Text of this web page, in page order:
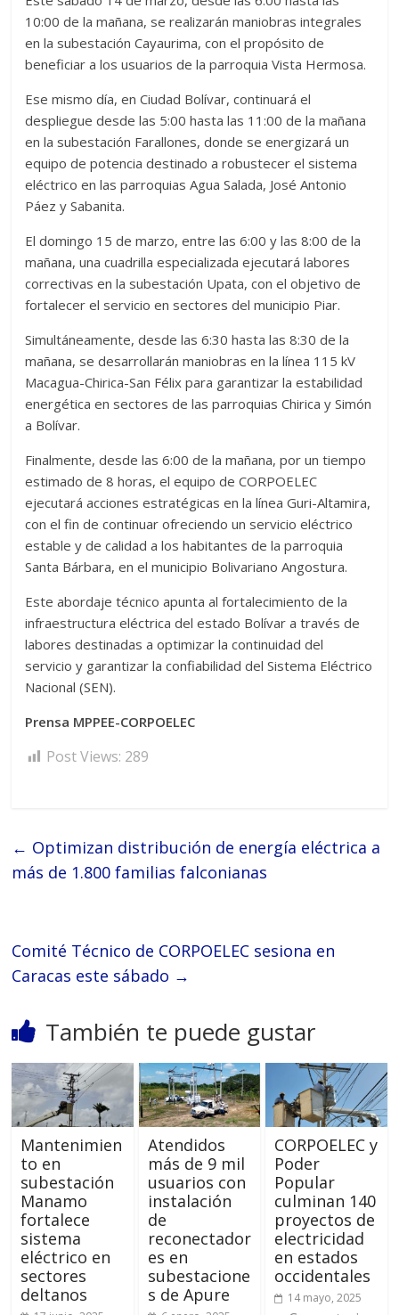
10:00 de la mañana, se realizarán maniobras integrales
en la subestación Cayaurima, con el propósito de
beneficiar a los usuarios de la parroquia Vista Hermosa.
Ese mismo día, en Ciudad Bolívar, continuará el
despliegue desde las 5:00 hasta las 11:00 de la mañana
en la subestación Farallones, donde se energizará un
equipo de potencia destinado a robustecer el sistema
eléctrico en las parroquias Agua Salada, José Antonio
Páez y Sabanita.
El domingo 15 de marzo, entre las 6:00 y las 8:00 de la
mañana, una cuadrilla especializada ejecutará labores
correctivas en la subestación Upata, con el objetivo de
fortalecer el servicio en sectores del municipio Piar.
Simultáneamente, desde las 6:30 hasta las 8:30 de la
mañana, se desarrollarán maniobras en la línea 115 kV
Macagua-Chirica-San Félix para garantizar la estabilidad
energética en sectores de las parroquias Chirica y Simón
a Bolívar.
Finalmente, desde las 6:00 de la mañana, por un tiempo
estimado de 8 horas, el equipo de CORPOELEC
ejecutará acciones estratégicas en la línea Guri-Altamira,
con el fin de continuar ofreciendo un servicio eléctrico
estable y de calidad a los habitantes de la parroquia
Santa Bárbara, en el municipio Bolivariano Angostura.
Este abordaje técnico apunta al fortalecimiento de la
infraestructura eléctrica del estado Bolívar a través de
labores destinadas a optimizar la continuidad del
servicio y garantizar la confiabilidad del Sistema Eléctrico
Nacional (SEN).
Prensa MPPEE-CORPOELEC
Post Views: 289
← Optimizan distribución de energía eléctrica a
más de 1.800 familias falconianas
Comité Técnico de CORPOELEC sesiona en
Caracas este sábado →
También te puede gustar
Mantenimien
to en
subestación
Manamo
fortalece
sistema
eléctrico en
sectores
deltanos
Atendidos
más de 9 mil
usuarios con
instalación
de
reconectador
es en
subestacione
s de Apure
CORPOELEC y
Poder
Popular
culminan 140
proyectos de
electricidad
en estados
occidentales
14 mayo, 2025